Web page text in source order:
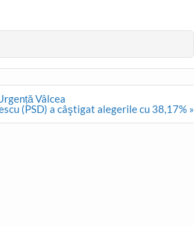
Vâlcea
(PSD) a câştigat alegerile cu 38,17% »